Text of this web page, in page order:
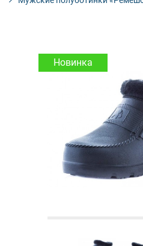
Новинка